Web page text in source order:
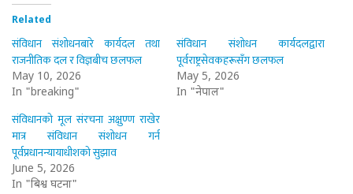
Related
संविधान संशोधनबारे कार्यदल तथा
राजनीतिक दल र विज्ञबीच छलफल
May 10, 2026
In "breaking"
संविधान संशोधन कार्यदलद्वारा
पूर्वराष्ट्रसेवकहरूसँग छलफल
May 5, 2026
In "नेपाल"
संविधानको मूल संरचना अक्षुण्ण राखेर
मात्र संविधान संशोधन गर्न
पूर्वप्रधानन्यायाधीशको सुझाव
June 5, 2026
In "बिश्व घटना"